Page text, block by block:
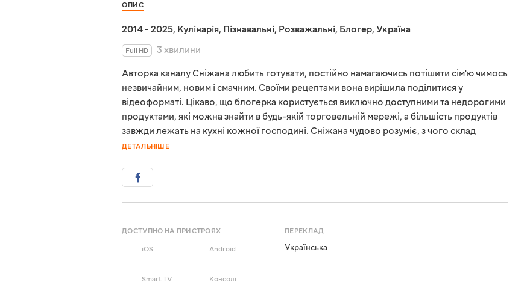
ОПИС
2014 - 2025, Кулінарія, Пізнавальні, Розважальні, Блогер, Україна
Full HD
3 хвилини
Авторка каналу Сніжана любить готувати, постійно намагаючись потішити сім'ю чимось
незвичайним, новим і смачним. Своїми рецептами вона вирішила поділитися у
відеоформаті. Цікаво, що блогерка користується виключно доступними та недорогими
продуктами, які можна знайти в будь-якій торговельній мережі, а більшість продуктів
завжди лежать на кухні кожної господині. Сніжана чудово розуміє, з чого склад
ДЕТАЛЬНІШЕ
ДОСТУПНО НА ПРИСТРОЯХ
iOS
Android
Smart TV Консолі
ПЕРЕКЛАД
Українська